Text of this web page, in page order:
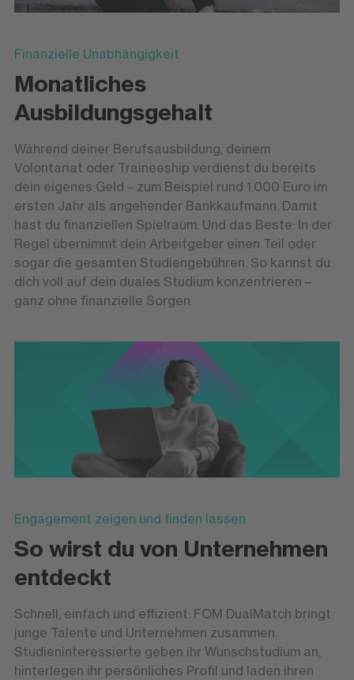
Finanzielle Unabhängigkeit
Monatliches
Ausbildungsgehalt
Während deiner Berufsausbildung, deinem
Volontariat oder Traineeship verdienst du bereits
dein eigenes Geld – zum Beispiel rund 1.000 Euro im
ersten Jahr als angehender Bankkaufmann. Damit
hast du finanziellen Spielraum. Und das Beste: In der
Regel übernimmt dein Arbeitgeber einen Teil oder
sogar die gesamten Studiengebühren. So kannst du
dich voll auf dein duales Studium konzentrieren –
ganz ohne finanzielle Sorgen.
Engagement zeigen und finden lassen
So wirst du von Unternehmen
entdeckt
Schnell, einfach und effizient: FOM DualMatch bringt
junge Talente und Unternehmen zusammen.
Studieninteressierte geben ihr Wunschstudium an,
hinterlegen ihr persönliches Profil und laden ihren